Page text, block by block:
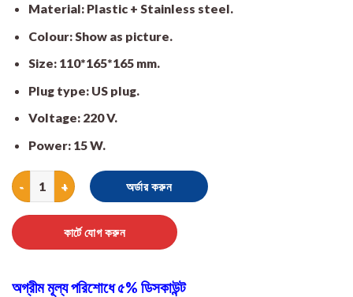
Material: Plastic + Stainless steel.
Colour: Show as picture.
Size: 110*165*165 mm.
Plug type: US plug.
Voltage: 220 V.
Power: 15 W.
Electric Doi Maker quantity
অর্ডার করুন
কার্টে যোগ করুন
অগ্রীম মূল্য পরিশোধে ৫% ডিসকাউন্ট